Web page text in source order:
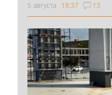
5 августа 18:37 13